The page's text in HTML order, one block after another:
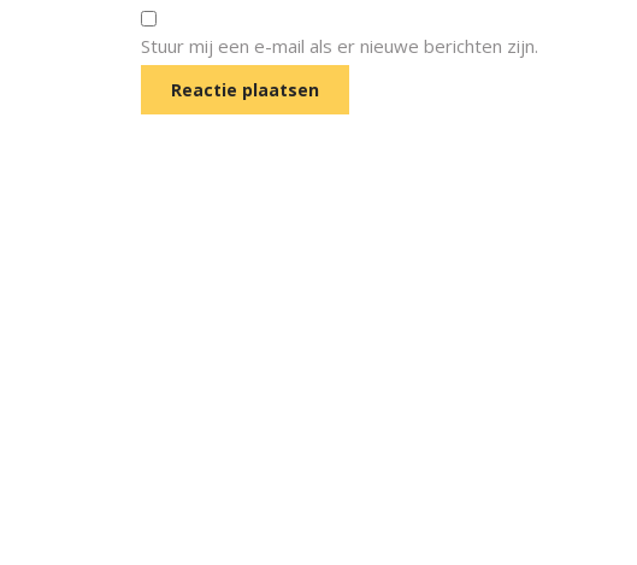
Stuur mij een e-mail als er nieuwe berichten zijn.